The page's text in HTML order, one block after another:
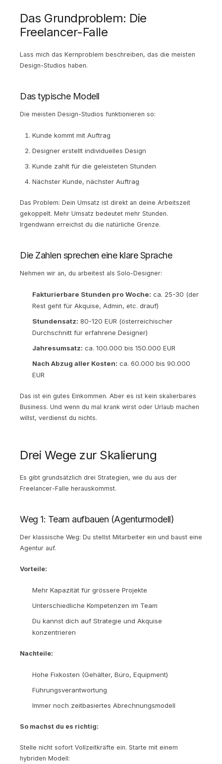
Das Grundproblem: Die
Freelancer-Falle
Lass mich das Kernproblem beschreiben, das die meisten
Design-Studios haben.
Das typische Modell
Die meisten Design-Studios funktionieren so:
Kunde kommt mit Auftrag
Designer erstellt individuelles Design
Kunde zahlt für die geleisteten Stunden
Nächster Kunde, nächster Auftrag
Das Problem: Dein Umsatz ist direkt an deine Arbeitszeit
gekoppelt. Mehr Umsatz bedeutet mehr Stunden.
Irgendwann erreichst du die natürliche Grenze.
Die Zahlen sprechen eine klare Sprache
Nehmen wir an, du arbeitest als Solo-Designer:
Fakturierbare Stunden pro Woche: ca. 25-30 (der
Rest geht für Akquise, Admin, etc. drauf)
Stundensatz: 80-120 EUR (österreichischer
Durchschnitt für erfahrene Designer)
Jahresumsatz: ca. 100.000 bis 150.000 EUR
Nach Abzug aller Kosten: ca. 60.000 bis 90.000
EUR
Das ist ein gutes Einkommen. Aber es ist kein skalierbares
Business. Und wenn du mal krank wirst oder Urlaub machen
willst, verdienst du nichts.
Drei Wege zur Skalierung
Es gibt grundsätzlich drei Strategien, wie du aus der
Freelancer-Falle herauskommst.
Weg 1: Team aufbauen (Agenturmodell)
Der klassische Weg: Du stellst Mitarbeiter ein und baust eine
Agentur auf.
Vorteile:
Mehr Kapazität für grössere Projekte
Unterschiedliche Kompetenzen im Team
Du kannst dich auf Strategie und Akquise
konzentrieren
Nachteile:
Hohe Fixkosten (Gehälter, Büro, Equipment)
Führungsverantwortung
Immer noch zeitbasiertes Abrechnungsmodell
So machst du es richtig:
Stelle nicht sofort Vollzeitkräfte ein. Starte mit einem
hybriden Modell: